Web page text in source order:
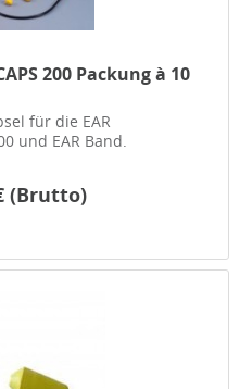
200 Packung à 10
für die EAR
und EAR Band.
(Brutto)